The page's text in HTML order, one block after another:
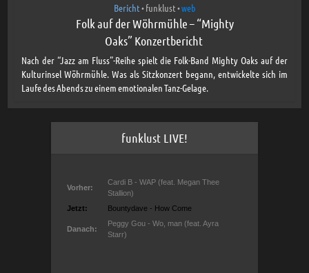
Bericht• funklust•web
Folk auf der Wöhrmühle – “Mighty
Oaks” Konzertbericht
Nach der “Jazz am Fluss”-Reihe spielt die Folk-Band Mighty Oaks auf der
Kulturinsel Wöhrmühle. Was als Sitzkonzert begann, entwickelte sich im
Laufe des Abends zu einem emotionalen Tanz-Gelage.
funklust LIVE!